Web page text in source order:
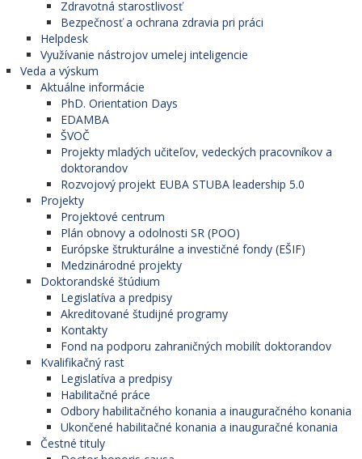
Zdravotná starostlivosť
Bezpečnosť a ochrana zdravia pri práci
Helpdesk
Využívanie nástrojov umelej inteligencie
Veda a výskum
Aktuálne informácie
PhD. Orientation Days
EDAMBA
ŠVOČ
Projekty mladých učiteľov, vedeckých pracovníkov a
doktorandov
Rozvojový projekt EUBA STUBA leadership 5.0
Projekty
Projektové centrum
Plán obnovy a odolnosti SR (POO)
Európske štrukturálne a investičné fondy (EŠIF)
Medzinárodné projekty
Doktorandské štúdium
Legislatíva a predpisy
Akreditované študijné programy
Kontakty
Fond na podporu zahraničných mobilít doktorandov
Kvalifikačný rast
Legislatíva a predpisy
Habilitačné práce
Odbory habilitačného konania a inauguračného konania
Ukončené habilitačné konania a inauguračné konania
Čestné tituly